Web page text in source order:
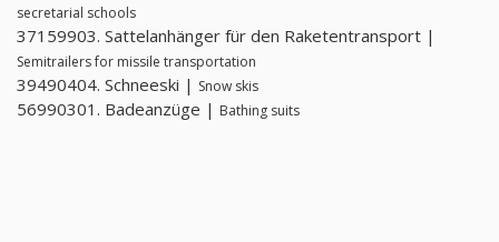
secretarial schools
37159903. Sattelanhänger für den Raketentransport |
Semitrailers for missile transportation
39490404. Schneeski | Snow skis
56990301. Badeanzüge | Bathing suits